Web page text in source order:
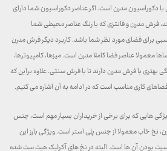
دکوراسیون مدرن است. اگر عناصر دکوراسیون شما دارای
فرش مدرن و فانتزی که با رنگ عناصر محیطی شما
برای فضای مورد نظر شما باشد. کاربرد دیگر فرش مدرن
معمولا عناصر فضا کاملا مدرن است. میزها، کامپیوترها،
بهتری با فرش مدرن دارند تا با فرش سنتی. علاوه براین که
کاری مناسب است که در ادامه به آن اشاره می کنیم.
هایی که برای برخی از خریداران بسیار مهم است، جنس
خاب معمولا از جنس پلی استر است. ویژگی بارز این
بودن آن ها است. البته در نخ های آکرلیک هیت ست شده